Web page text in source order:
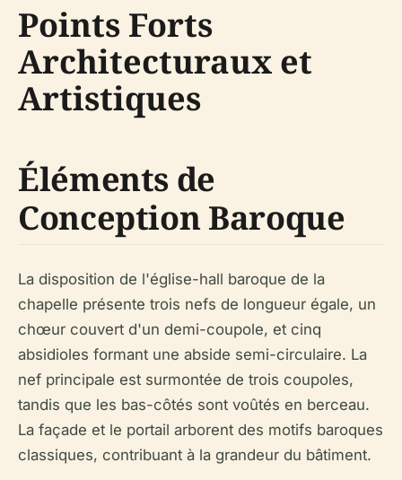
Points Forts
Architecturaux et
Artistiques
Éléments de
Conception Baroque
La disposition de l'église-hall baroque de la
chapelle présente trois nefs de longueur égale, un
chœur couvert d'un demi-coupole, et cinq
absidioles formant une abside semi-circulaire. La
nef principale est surmontée de trois coupoles,
tandis que les bas-côtés sont voûtés en berceau.
La façade et le portail arborent des motifs baroques
classiques, contribuant à la grandeur du bâtiment.